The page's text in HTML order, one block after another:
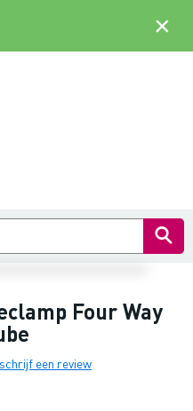
Four Way
schrijf een review
×